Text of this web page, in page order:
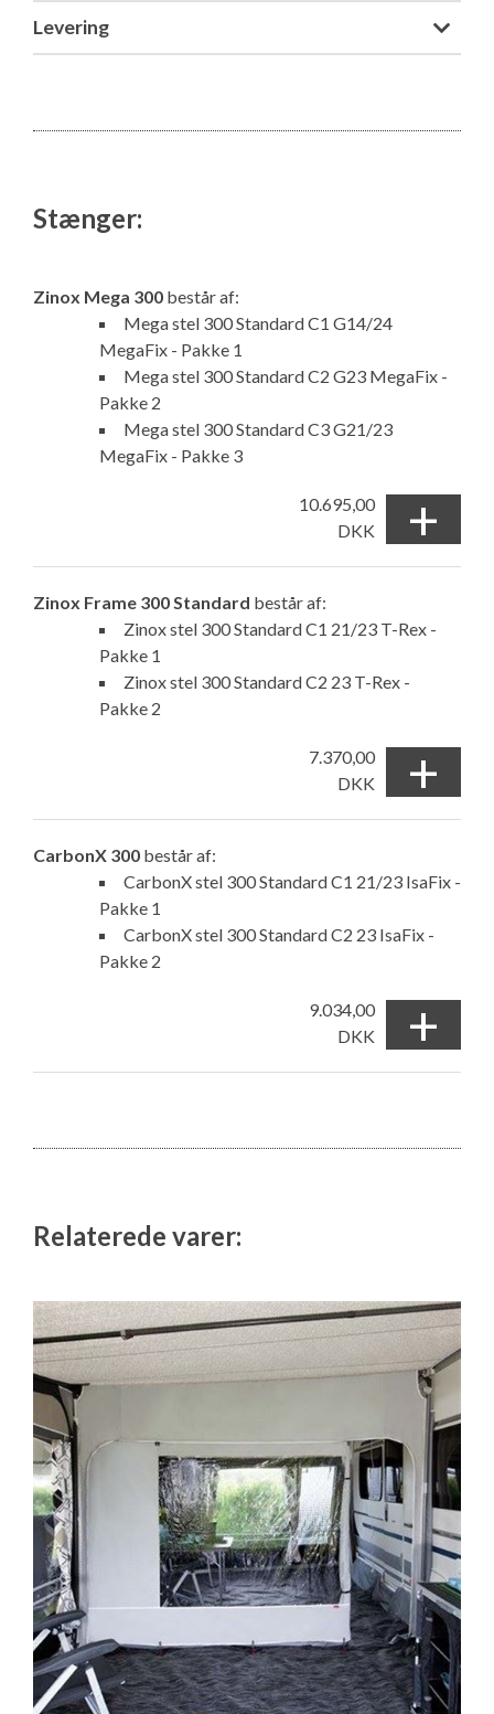
Levering
Stænger:
Zinox Mega 300 består af:
Mega stel 300 Standard C1 G14/24
MegaFix - Pakke 1
Mega stel 300 Standard C2 G23 MegaFix -
Pakke 2
Mega stel 300 Standard C3 G21/23
MegaFix - Pakke 3
10.695,00
DKK
+
Zinox Frame 300 Standard består af:
Zinox stel 300 Standard C1 21/23 T-Rex -
Pakke 1
Zinox stel 300 Standard C2 23 T-Rex -
Pakke 2
7.370,00
DKK
+
CarbonX 300 består af:
CarbonX stel 300 Standard C1 21/23 IsaFix -
Pakke 1
CarbonX stel 300 Standard C2 23 IsaFix -
Pakke 2
9.034,00
DKK
+
Relaterede varer: